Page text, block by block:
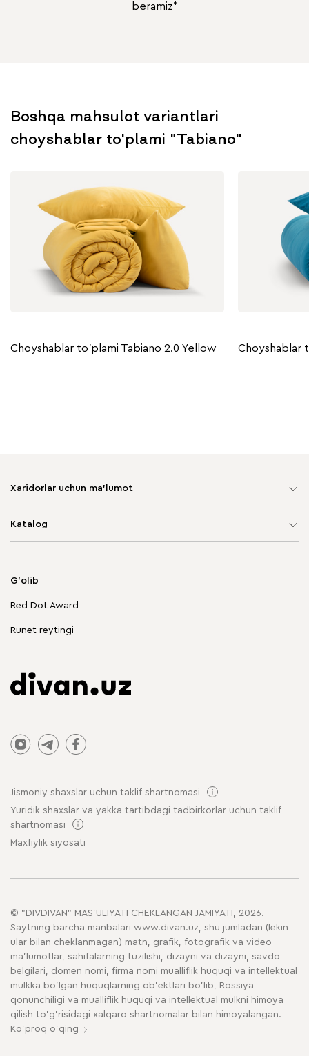
beramiz*
Boshqa mahsulot variantlari
choyshablar to'plami "Tabiano"
Choyshablar to'plami Tabiano 2.0 Yellow
Xaridorlar uchun ma'lumot
Katalog
G'olib
Red Dot Award
Runet reytingi
Jismoniy shaxslar uchun taklif shartnomasi
Yuridik shaxslar va yakka tartibdagi tadbirkorlar uchun taklif
shartnomasi
Maxfiylik siyosati
© "DIVDIVAN" MAS'ULIYATI CHEKLANGAN JAMIYATI, 2026.
Saytning barcha manbalari www.divan.uz, shu jumladan (lekin
ular bilan cheklanmagan) matn, grafik, fotografik va video
ma'lumotlar, sahifalarning tuzilishi, dizayni va dizayni, savdo
belgilari, domen nomi, firma nomi mualliflik huquqi va intellektual
mulkka bo'lgan huquqlarning ob'ektlari bo'lib, Rossiya
qonunchiligi va mualliflik huquqi va intellektual mulkni himoya
qilish to'g'risidagi xalqaro shartnomalar bilan himoyalangan.
Ko'proq o'qing